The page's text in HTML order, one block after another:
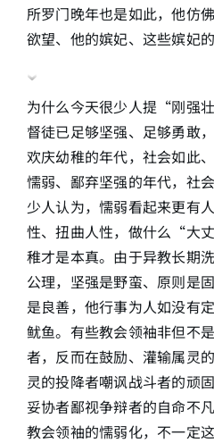
所罗门晚年也是如此，他仿
欲望、他的嫔妃、这些嫔妃的
为什么今天很少人提“刚强
督徒已足够坚强、足够勇敢
欢庆幼稚的年代，社会如此
懦弱、鄙弃坚强的年代，社
少人认为，懦弱看起来更有
性、扭曲人性，做什么“大
稚才是本真。由于异教长期
公理，坚强是野蛮、原则是
是良善，他行事为人如没有
鱿鱼。有些教会领袖非但不
者，反而在鼓励、灌输属灵
灵的投降者嘲讽战斗者的顽
妥协者鄙视争辩者的自命不
教会领袖的懦弱化，不一定